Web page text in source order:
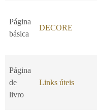
Página
básica
DECORE
Página
de
livro
Links úteis